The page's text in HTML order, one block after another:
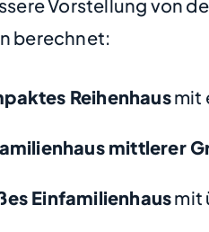
Vorstellung von
berechnet:
Reihenhausmit
mittlerer
Einfamilienhausmit